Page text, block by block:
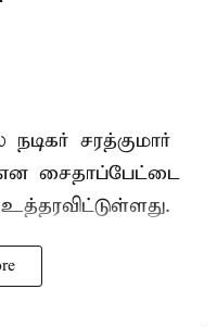
சரத்குமார்
சைதாப்பேட்டை